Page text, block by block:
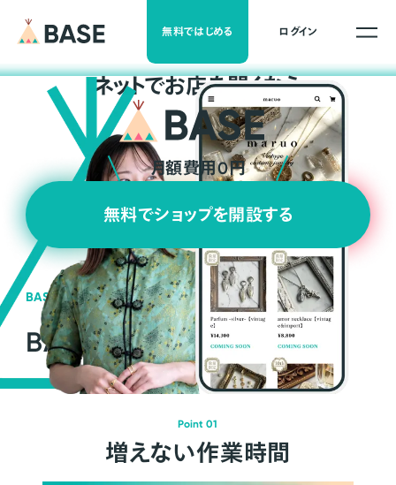
無料ではじめる ログイン
ネットでお店を開くなら
月額費用0円
無料でショップを開設する
BASEの強み
BASEが強い3つの理由
Point 01
増えない作業時間